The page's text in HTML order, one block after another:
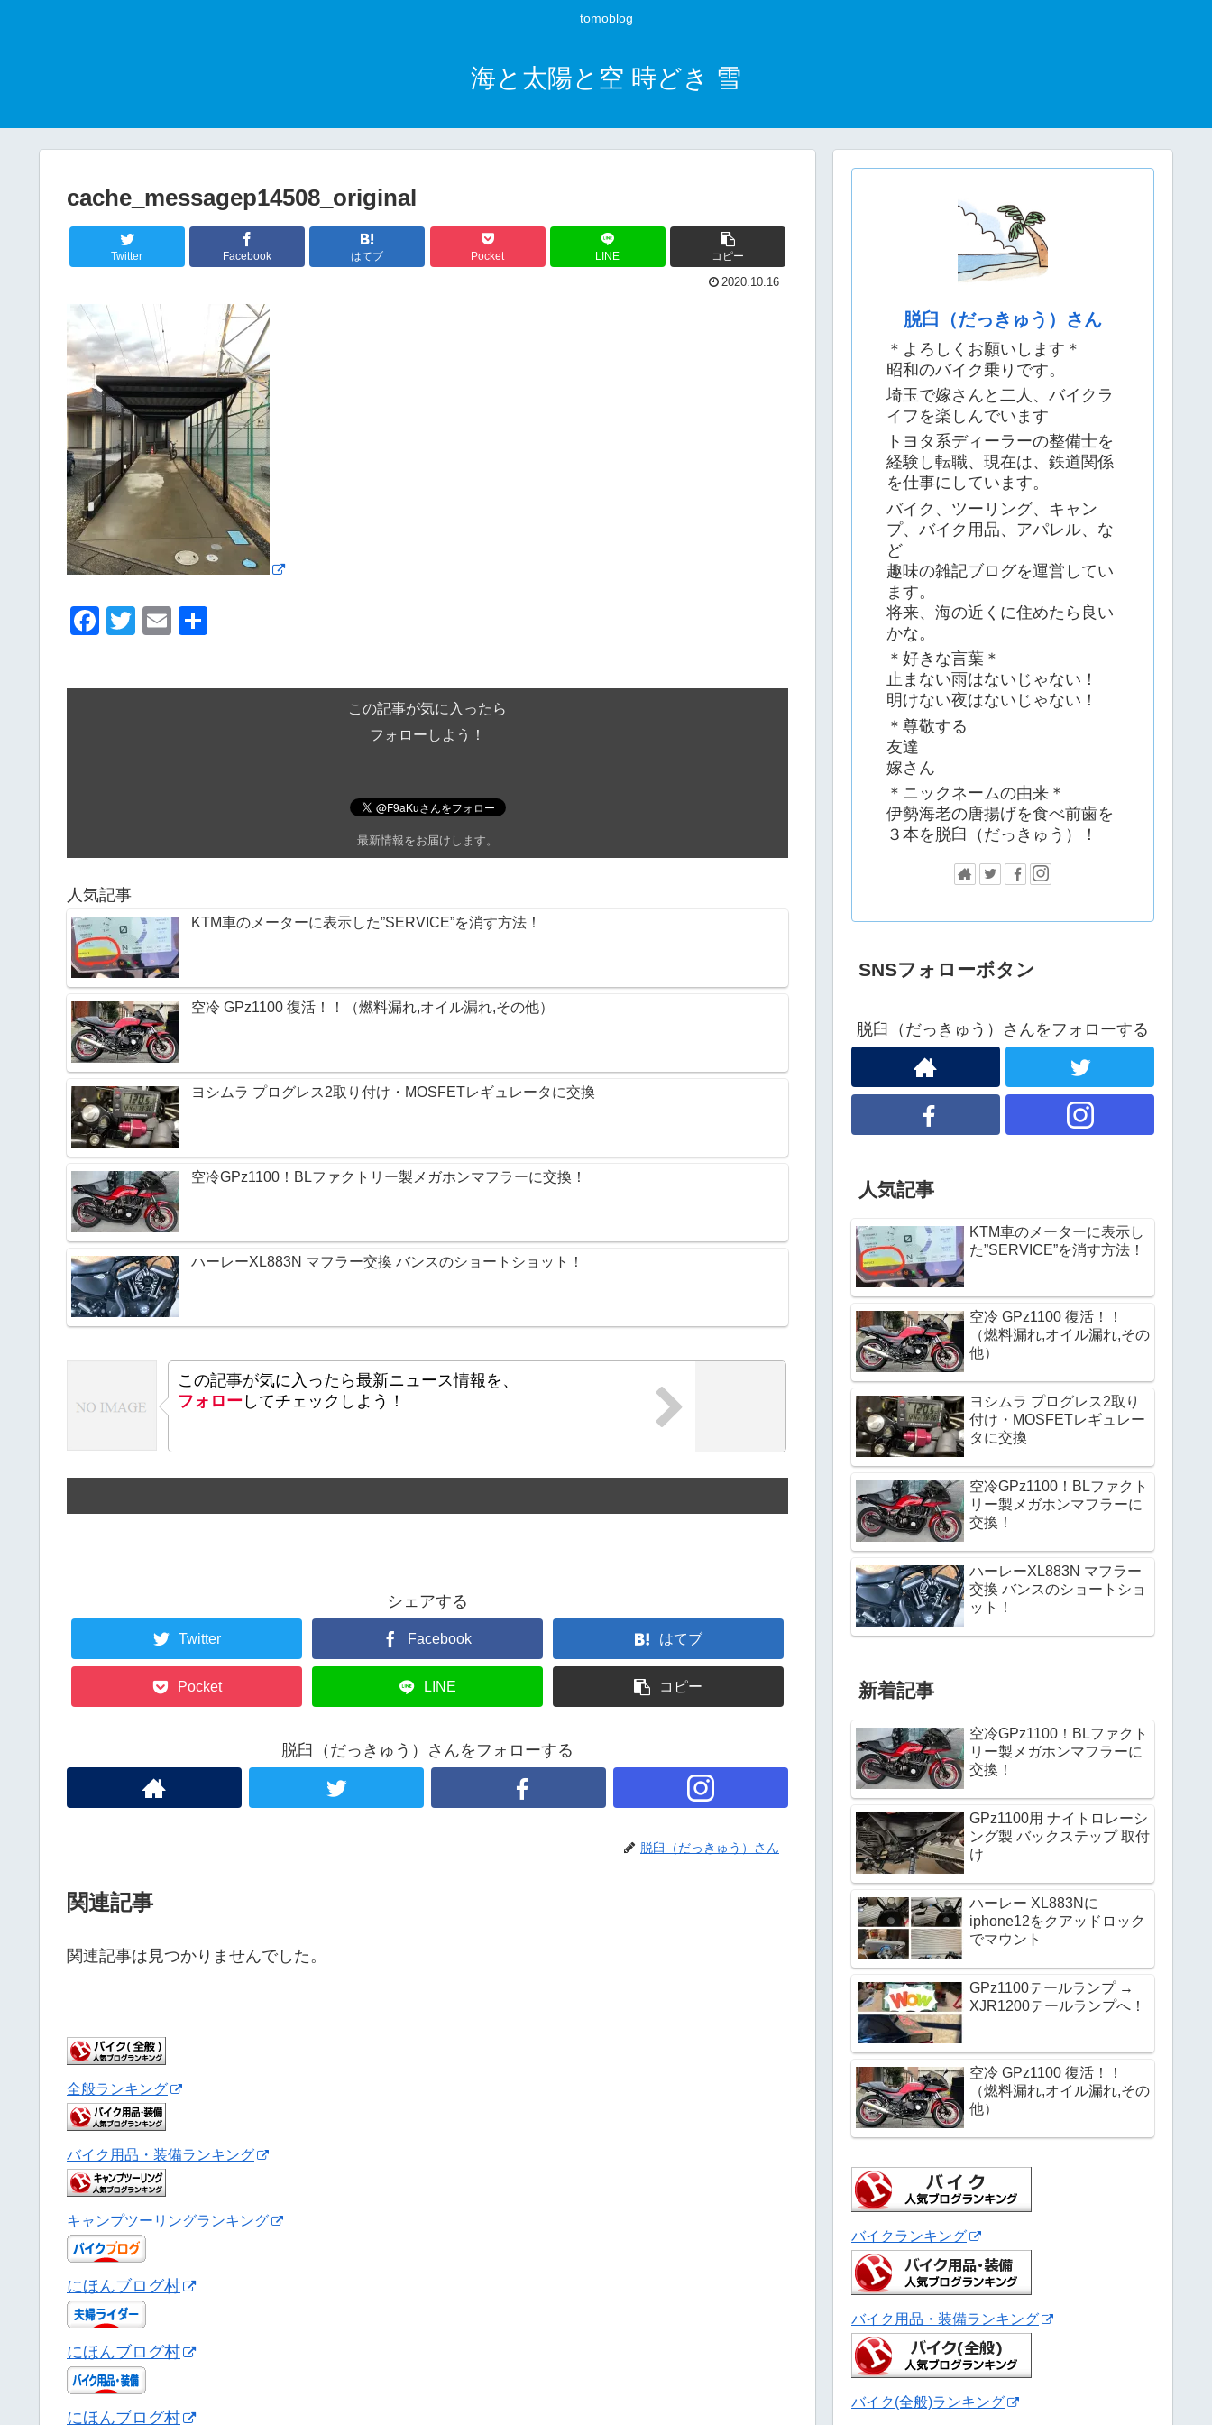
tomoblog
海と太陽と空 時どき 雪
cache_messagep14508_original
Twitter Facebook はてブ Pocket LINE コピー
2020.10.16
F
T
E
この記事が気に入ったら
フォローしよう！
最新情報をお届けします。
人気記事
KTM車のメーターに表示した”SERVICE”を消す方法！
空冷 GPz1100 復活！！（燃料漏れ,オイル漏れ,その他）
ヨシムラ プログレス2取り付け・MOSFETレギュレータに交換 
空冷GPz1100！BLファクトリー製メガホンマフラーに交換！
ハーレーXL883N マフラー交換 バンスのショートショット！
この記事が気に入ったら最新ニュース情報を、
フォロー してチェックしよう！
シェアする
Twitter Facebook はてブ
Pocket LINE コピー
脱臼（だっきゅう）さんをフォローする
脱臼（だっきゅう）さん
関連記事
関連記事は見つかりませんでした。
全般ランキング
バイク用品・装備ランキング
キャンプツーリングランキング
にほんブログ村
にほんブログ村
にほんブログ村
脱臼（だっきゅう）さん
＊よろしくお願いします＊
昭和のバイク乗りです。
埼玉で嫁さんと二人、バイクラ
イフを楽しんでいます
トヨタ系ディーラーの整備士を
経験し転職、現在は、鉄道関係
を仕事にしています。
バイク、ツーリング、キャン
プ、バイク用品、アパレル、な
ど
趣味の雑記ブログを運営してい
ます。
将来、海の近くに住めたら良い
かな。
＊好きな言葉＊
止まない雨はないじゃない！
明けない夜はないじゃない！
＊尊敬する
友達
嫁さん
＊ニックネームの由来＊
伊勢海老の唐揚げを食べ前歯を
３本を脱臼（だっきゅう）！
SNSフォローボタン
脱臼（だっきゅう）さんをフォローする
人気記事
KTM車のメーターに表示し
た”SERVICE”を消す方法！
空冷 GPz1100 復活！！
（燃料漏れ,オイル漏れ,その
他）
ヨシムラ プログレス2取り
付け・MOSFETレギュレー
タに交換 
空冷GPz1100！BLファクト
リー製メガホンマフラーに
交換！
ハーレーXL883N マフラー
交換 バンスのショートショ
ット！
新着記事
空冷GPz1100！BLファクト
リー製メガホンマフラーに
交換！
GPz1100用 ナイトロレーシ
ング製 バックステップ 取付
け
ハーレー XL883Nに
iphone12をクアッドロック
でマウント
GPz1100テールランプ →
XJR1200テールランプへ！
空冷 GPz1100 復活！！
（燃料漏れ,オイル漏れ,その
他）
バイクランキング
バイク用品・装備ランキング
バイク(全般)ランキング